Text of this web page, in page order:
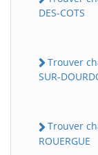
DES-COTS
Trouver
SUR-
Trouver
ROUERGUE